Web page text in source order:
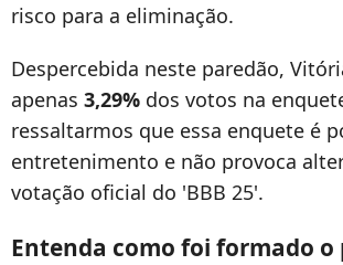
risco para a eliminação.
Despercebida neste paredão,
apenas 3,29% dos votos na
ressaltarmos que essa enquete é
entretenimento e não provoca
votação oficial do 'BBB 25'.
Entenda como foi formado o